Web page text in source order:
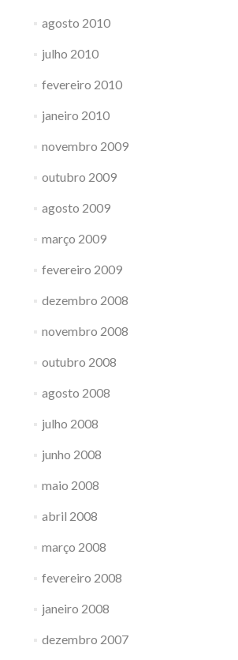
agosto 2010
julho 2010
fevereiro 2010
janeiro 2010
novembro 2009
outubro 2009
agosto 2009
março 2009
fevereiro 2009
dezembro 2008
novembro 2008
outubro 2008
agosto 2008
julho 2008
junho 2008
maio 2008
abril 2008
março 2008
fevereiro 2008
janeiro 2008
dezembro 2007